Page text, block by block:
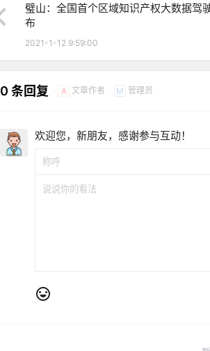
璧山：全国首个区域知识产权大数据驾
布
2021-1-12 9:59:00
0 条回复 A 文章作者 M 管理员
欢迎您，新朋友，感谢参与互动！